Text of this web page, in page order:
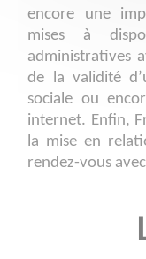
encore une
mises à
administratives
de la validité
sociale ou
internet. Enfin,
la mise en
rendez-vous